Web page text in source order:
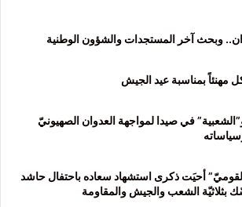
وبحث آخر المستجدات والشؤون الوطنية
مهنئاً بمناسبة عيد الجيش
في صيدا لمواجهة العدوان الصهيونيّ
أحيَت ذكرى استشهاد سعاده باحتفال حاشد
بثلاثيّة الشعب والجيش والمقاومة